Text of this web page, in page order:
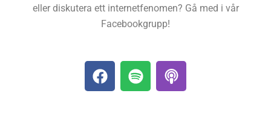
eller diskutera ett internetfenomen? Gå med i vår
Facebookgrupp!
F
a
S
p
P
o